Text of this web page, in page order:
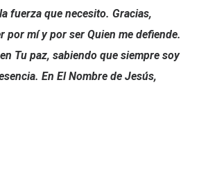
fuerza que necesito. Gracias,
por mí y por ser Quien me defiende.
Tu paz, sabiendo que siempre soy
En El Nombre de Jesús,